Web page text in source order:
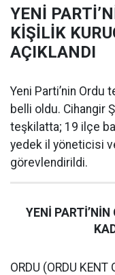
YENİ
KİŞİLİK
AÇIKLANDI
Yeni Parti’nin Ordu
belli oldu. Cihangir
teşkilatta; 19 ilçe
yedek il yöneticisi
görevlendirildi.
YENİ PARTİ’NİN
ORDU (ORDU